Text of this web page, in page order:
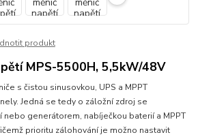
produkt
MPS-5500H, 5,5kW/48V
s čistou sinusovkou, UPS a MPPT
Jedná se tedy o záložní zdroj se
nebo generátorem, nabíječkou baterií a MPPT
prioritu zálohování je možno nastavit